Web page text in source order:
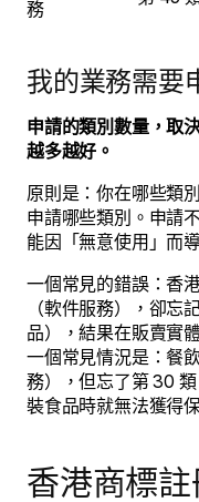
務
我的業務需要
申請的類別數量，取
越多越好。
原則是：你在哪些類
申請哪些類別。申請
能因「無意使用」而
一個常見的錯誤：香
（軟件服務），卻忘
品），結果在販賣實
一個常見情況是：餐
務），但忘了第 30
裝食品時就無法獲得
香港商標